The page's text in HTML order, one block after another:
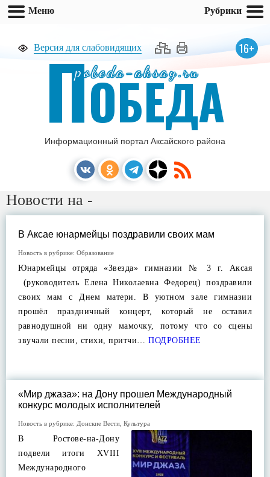
Версия для слабовидящих 16+
pobeda-aksay.ru
ПОБЕДА
Информационный портал Аксайского района
Новости на -
В Аксае юнармейцы поздравили своих мам
Новость в рубрике: Образование
Юнармейцы отряда «Звезда» гимназии № 3 г. Аксая
(руководитель Елена Николаевна Федорец) поздравили
своих мам с Днем матери. В уютном зале гимназии
прошёл праздничный концерт, который не оставил
равнодушной ни одну мамочку, потому что со сцены
звучали песни, стихи, притчи… ПОДРОБНЕЕ
«Мир джаза»: на Дону прошел Международный
конкурс молодых исполнителей
Новость в рубрике: Донские Вести Культура
В Ростове-на-Дону
подвели итоги ХVIII
Международного
Меню Рубрики